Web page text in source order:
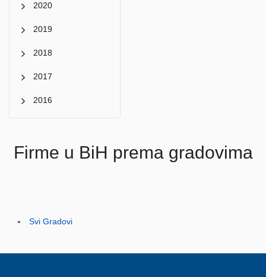
2020
2019
2018
2017
2016
Firme u BiH prema gradovima
Svi Gradovi